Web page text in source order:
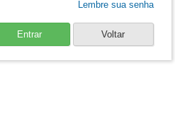
Lembre sua senha
Entrar Voltar